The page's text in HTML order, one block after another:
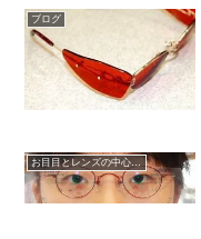
ブログ